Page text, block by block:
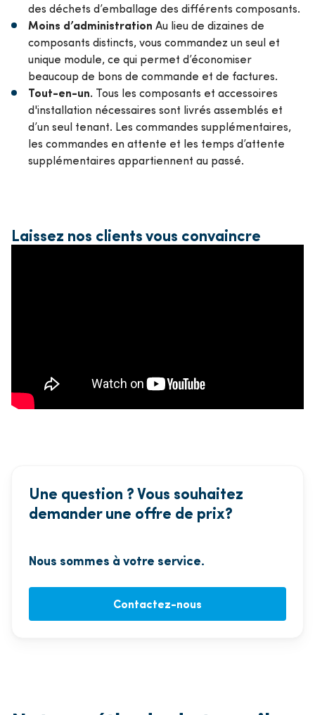
des déchets d’emballage des différents composants.
Moins d’administration Au lieu de dizaines de
composants distincts, vous commandez un seul et
unique module, ce qui permet d’économiser
beaucoup de bons de commande et de factures.
Tout-en-un. Tous les composants et accessoires
d'installation nécessaires sont livrés assemblés et
d’un seul tenant. Les commandes supplémentaires,
les commandes en attente et les temps d’attente
supplémentaires appartiennent au passé.
Laissez nos clients vous convaincre
Une question ? Vous souhaitez
demander une offre de prix?
Nous sommes à votre service.
Contactez-nous